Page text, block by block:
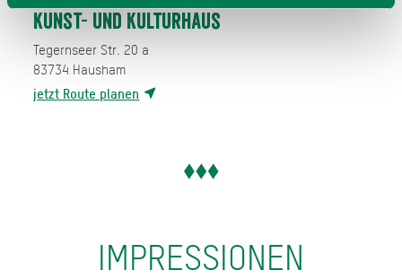
Kunst- und Kulturhaus
Tegernseer Str. 20 a
83734 Hausham
jetzt Route planen
IMPRESSIONEN